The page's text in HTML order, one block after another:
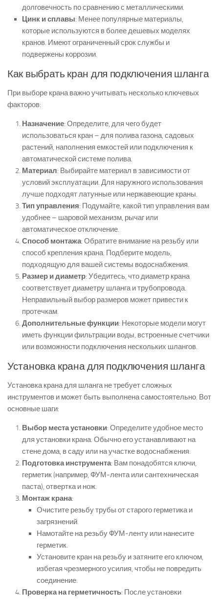
долговечность по сравнению с металлическими.
Цинк и сплавы: Менее популярные материалы,
которые используются в более дешевых моделях
кранов. Имеют ограниченный срок службы и
подвержены коррозии.
Как выбрать кран для подключения шланга
При выборе крана важно учитывать несколько ключевых
факторов:
Назначение: Определите, для чего будет
использоваться кран – для полива газона, садовых
растений, наполнения емкостей или подключения к
автоматической системе полива.
Материал: Выбирайте материал в зависимости от
условий эксплуатации. Для наружного использования
лучше подходят латунные или нержавеющие краны.
Тип управления: Подумайте, какой тип управления вам
удобнее – шаровой механизм, рычаг или
автоматическое отключение.
Способ монтажа: Обратите внимание на резьбу или
способ крепления крана. Подберите модель,
подходящую для вашей системы водоснабжения.
Размер и диаметр: Убедитесь, что диаметр крана
соответствует диаметру шланга и трубопровода.
Неправильный выбор размеров может привести к
протечкам.
Дополнительные функции: Некоторые модели могут
иметь функции фильтрации воды, встроенные счетчики
или возможности подключения нескольких шлангов.
Установка крана для подключения шланга
Установка крана для шланга не требует сложных
инструментов и может быть выполнена самостоятельно. Вот
основные шаги:
Выбор места установки: Определите удобное место
для установки крана. Обычно его устанавливают на
стене дома, в саду или на участке водоснабжения.
Подготовка инструмента: Вам понадобятся ключи,
герметик (например, ФУМ-лента или сантехническая
паста), отвертка и нож.
Монтаж крана:
Очистите резьбу трубы от старого герметика и
загрязнений.
Намотайте на резьбу ФУМ-ленту или нанесите
герметик.
Установите кран на резьбу и затяните его ключом,
избегая чрезмерного усилия, чтобы не повредить
соединение.
Проверка на герметичность: После установки